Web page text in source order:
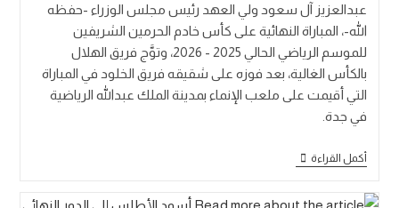
عبدالعزيز آل سعود ولي العهد رئيس مجلس الوزراء -حفظه
الله-، المباراة النهائية على كأس خادم الحرمين الشريفين
للموسم الرياضي الحالي 2025 - 2026، وتوَّج فريق الهلال
بالكأس الغالية، بعد فوزه على شقيقه فريق الخلود في المباراة
التي أقيمت على ملعب الإنماء بمدينة الملك عبدالله الرياضية
في جدة.
أكمل القراءة